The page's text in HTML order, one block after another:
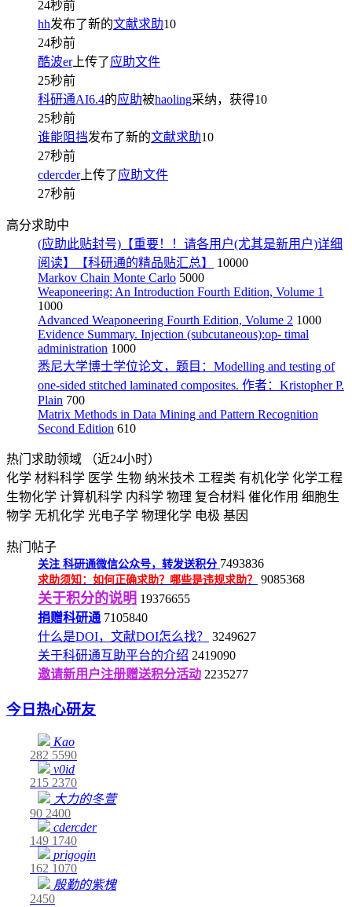
24秒前
hh发布了新的文献求助10
24秒前
酷波er上传了应助文件
25秒前
科研通AI6.4的应助被haoling采纳，获得10
25秒前
谁能阻挡发布了新的文献求助10
27秒前
cdercder上传了应助文件
27秒前
高分求助中
(应助此贴封号)【重要！！请各用户(尤其是新用户)详细
阅读】【科研通的精品贴汇总】
10000
Markov Chain Monte Carlo 5000
Weaponeering: An Introduction Fourth Edition, Volume 1
1000
Advanced Weaponeering Fourth Edition, Volume 2 1000
Evidence Summary. Injection (subcutaneous):op- timal
administration 1000
悉尼大学博士学位论文，题目：Modelling and testing of
one-sided stitched laminated composites. 作者：Kristopher P.
Plain 700
Matrix Methods in Data Mining and Pattern Recognition
Second Edition 610
热门求助领域
（近24小时）
化学 材料科学 医学 生物 纳米技术 工程类 有机化学 化学工程
生物化学 计算机科学 内科学 物理 复合材料 催化作用 细胞生
物学 无机化学 光电子学 物理化学 电极 基因
热门帖子
关注 科研通微信公众号，转发送积分 7493836
求助须知：如何正确求助？哪些是违规求助？ 9085368
关于积分的说明 19376655
捐赠科研通 7105840
什么是DOI，文献DOI怎么找？
3249627
关于科研通互助平台的介绍 2419090
邀请新用户注册赠送积分活动 2235277
今日热心研友
Kao
282 5590
v0id
215 2370
大力的冬萱
90 2400
cdercder
149 1740
prigogin
162 1070
殷勤的紫槐
2450